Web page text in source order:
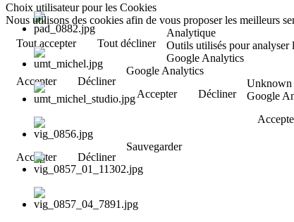
Choix utilisateur pour les Cookies
Nous utilisons des cookies afin de vous proposer les meilleurs
Tout accepter
Tout décliner
Analytique
Outils utilisés pour analyser
Google Analytics
Accepter
Décliner
Google Analytics
Accepter
Décliner
Unknown
Google
Accepter
Décliner
Sauvegarder